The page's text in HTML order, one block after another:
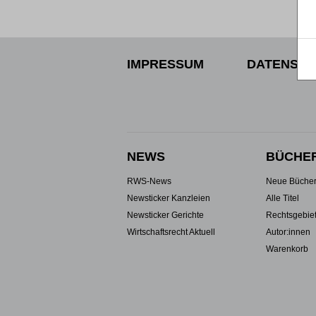
IMPRESSUM
NEWS
RWS-News
Newsticker Kanzleien
Newsticker Gerichte
Wirtschaftsrecht Aktuell
Neue Bücher
Alle Titel
Autor:innen
Warenkorb